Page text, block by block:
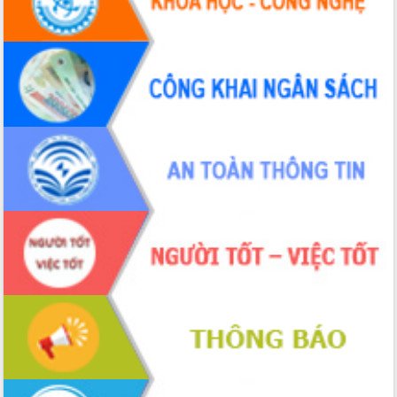
Đắk Lắk: Tôn vinh 46 giải pháp tại Hội
thi Sáng tạo Kỹ thuật 2024 - 2025
Đắk Lắk rà soát, điều chỉnh Đề án 190
về phát triển nuôi trồng thủy sản
Phó Chủ tịch UBND tỉnh Đắk Lắk
Trương Công Thái kiểm tra thực địa
Dự án cao tốc Khánh Hòa - Buôn Ma
Thuột
Định vị cà phê Việt Nam như một “di
sản sống” trong dòng chảy toàn cầu
Xây dựng nông thôn mới: Nâng cao đời
sống người dân từ những mô hình thiết
thực
Quyết liệt tháo gỡ vướng mắc, đẩy
nhanh tiến độ các dự án trọng điểm
trong Khu kinh tế Nam Phú Yên
Hòn Yến phát triển du lịch gắn với bảo
tồn biển
Lấy ý kiến điều chỉnh Quy hoạch tỉnh
Đắk Lắk thời kỳ 2021-2030, tầm nhìn